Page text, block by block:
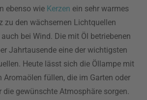
ebenso wie Kerzen ein sehr warmes
zu den wächsernen Lichtquellen
bei Wind. Die mit Öl betriebenen
Jahrtausende eine der wichtigsten
Heute lässt sich die Öllampe mit
Aromaölen füllen, die im Garten oder
gewünschte Atmosphäre sorgen.